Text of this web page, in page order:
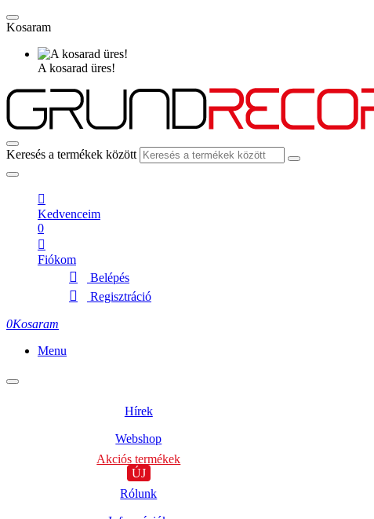
Kosaram
A kosarad üres!
Keresés a termékek között
Kedvenceim
0
Fiókom
Belépés
Regisztráció
0Kosaram
Menu
Hírek
Webshop
Akciós termékek
ÚJ
Rólunk